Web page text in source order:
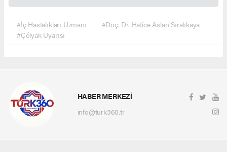
#İç Hastalıkları Uzmanı
#Doç. Dr. Hatice Aslan Sıralıkaya
#Çölyak Uyarısı
HABER MERKEZİ
info@turk360.tr